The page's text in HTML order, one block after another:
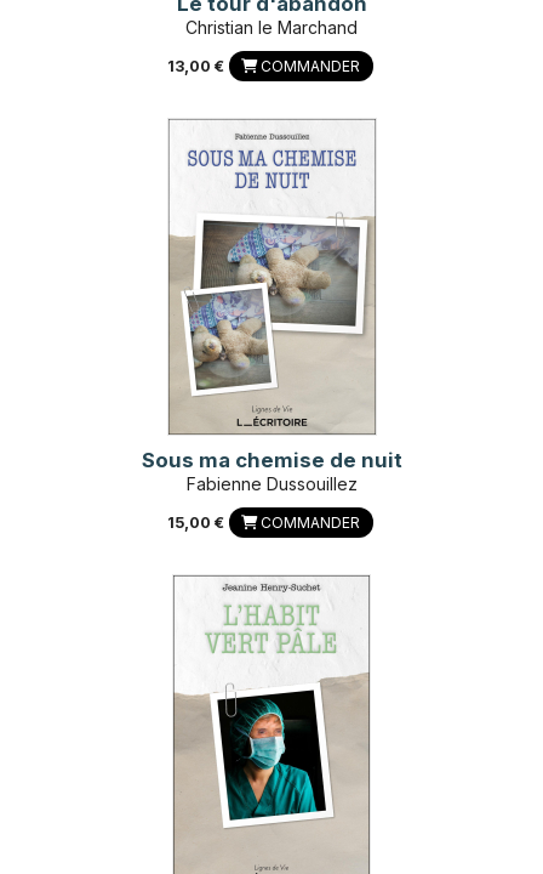
Christian le Marchand
13,00 € COMMANDER
Sous ma chemise de nuit
Fabienne Dussouillez
15,00 € COMMANDER